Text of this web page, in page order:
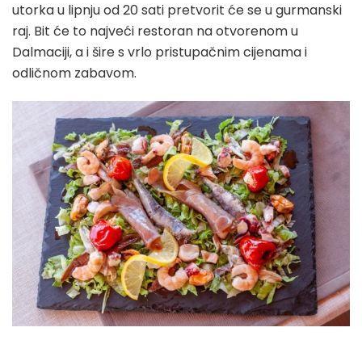
utorka u lipnju od 20 sati pretvorit će se u gurmanski
raj. Bit će to najveći restoran na otvorenom u
Dalmaciji, a i šire s vrlo pristupačnim cijenama i
odličnom zabavom.